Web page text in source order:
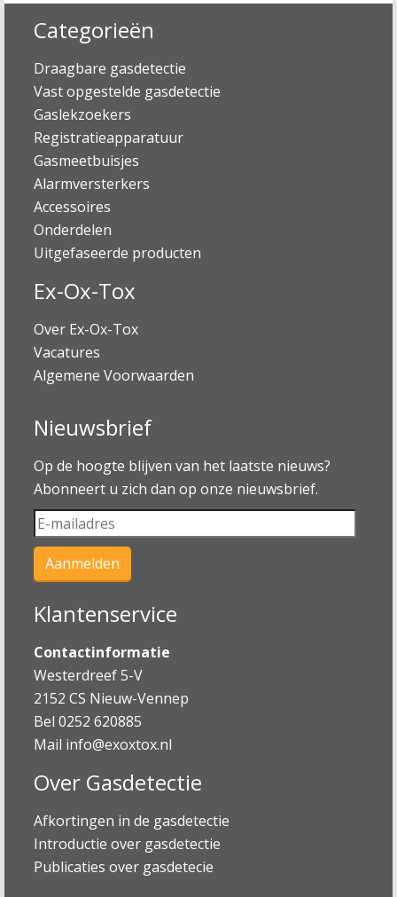
Categorieën
Draagbare gasdetectie
Vast opgestelde gasdetectie
Gaslekzoekers
Registratieapparatuur
Gasmeetbuisjes
Alarmversterkers
Accessoires
Onderdelen
Uitgefaseerde producten
Ex-Ox-Tox
Over Ex-Ox-Tox
Vacatures
Algemene Voorwaarden
Nieuwsbrief
Op de hoogte blijven van het laatste nieuws?
Abonneert u zich dan op onze nieuwsbrief.
Klantenservice
Contactinformatie
Westerdreef 5-V
2152 CS Nieuw-Vennep
Bel 0252 620885
Mail info@exoxtox.nl
Over Gasdetectie
Afkortingen in de gasdetectie
Introductie over gasdetectie
Publicaties over gasdetecie